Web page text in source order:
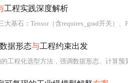
工程实践深度解析
大基石 ： Tensor（含requires_grad开关）
据形态与工程约束出发
工程化选型方法，强调数据形态、计算预